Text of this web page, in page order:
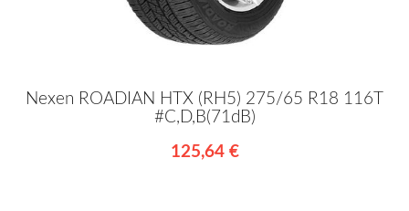
Nexen ROADIAN HTX (RH5) 275/65 R18 116T
#C,D,B(71dB)
125,64 €